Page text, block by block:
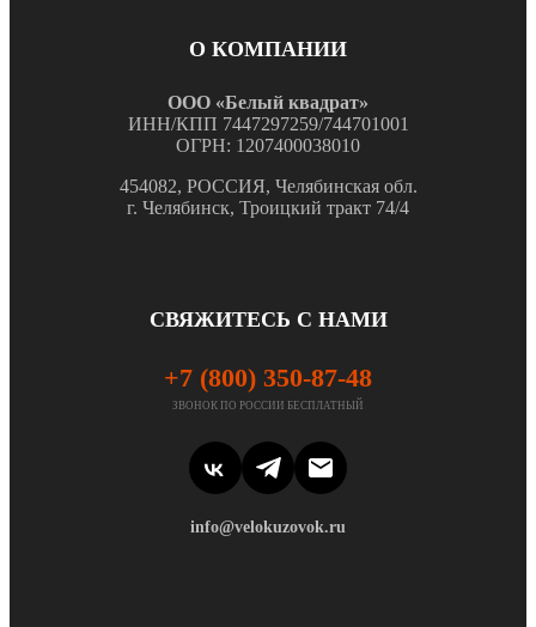
О КОМПАНИИ
ООО «Белый квадрат»
ИНН/КПП 7447297259/744701001
ОГРН: 1207400038010
454082, РОССИЯ, Челябинская обл.
г. Челябинск, Троицкий тракт 74/4
СВЯЖИТЕСЬ С НАМИ
+7 (800) 350-87-48
ЗВОНОК ПО РОССИИ БЕСПЛАТНЫЙ
info@velokuzovok.ru